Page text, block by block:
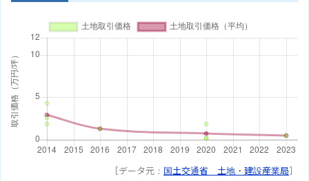
［データ元： 国土交通省 土地・建設産業局］